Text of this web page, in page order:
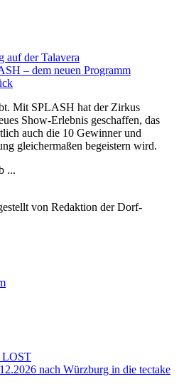
auf der Talavera
– dem neuen Programm
Mit SPLASH hat der Zirkus
Show-Erlebnis geschaffen, das
auch die 10 Gewinner und
gleichermaßen begeistern wird.
...
von Redaktion der Dorf-
LOST
nach Würzburg in die tectake